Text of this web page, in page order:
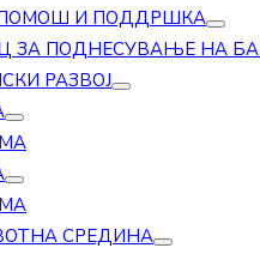
И ПОДДРШКА
ЗА ПОДНЕСУВАЊЕ НА
РАЗВОЈ
СРЕДИНА